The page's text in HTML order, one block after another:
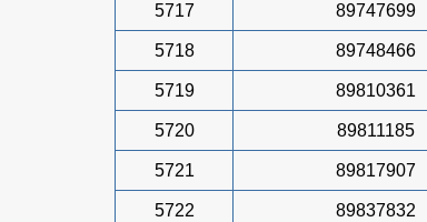
5717 89747699
5718 89748466
5719 89810361
5720 89811185
5721 89817907
5722 89837832